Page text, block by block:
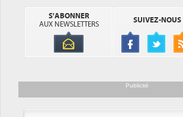
S'ABONNER
AUX NEWSLETTERS
SUIVEZ-NOUS
Publicité